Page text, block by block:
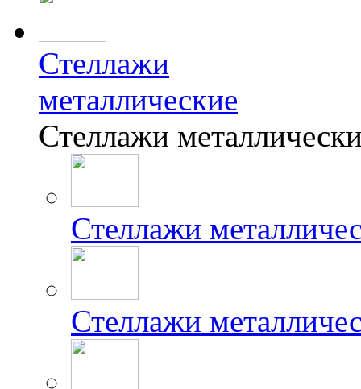
Стеллажи
металлические
Стеллажи
Стеллажи
Стеллажи